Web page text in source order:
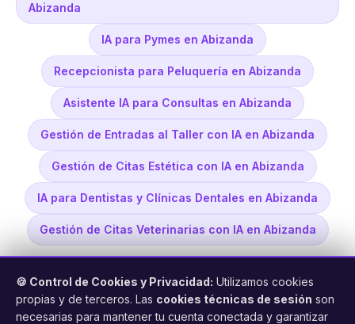
Abizanda
IA para Pymes en Abizanda
Recepcionista para Peluquería en Abizanda
Asistente IA para Consultas en Abizanda
Gestión de Entradas al Taller con IA en Abizanda
Gestión de Citas Estética con IA en Abizanda
IA para Dentistas y Clínicas Dentales en Abizanda
Gestión de Citas Veterinarias con IA en Abizanda
🍪 Control de Cookies y Privacidad: Utilizamos cookies
propias y de terceros. Las cookies técnicas de sesión son
necesarias para mantener tu cuenta conectada y garantizar